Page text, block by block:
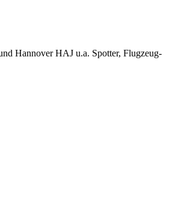
Hannover HAJ u.a. Spotter, Flugzeug-